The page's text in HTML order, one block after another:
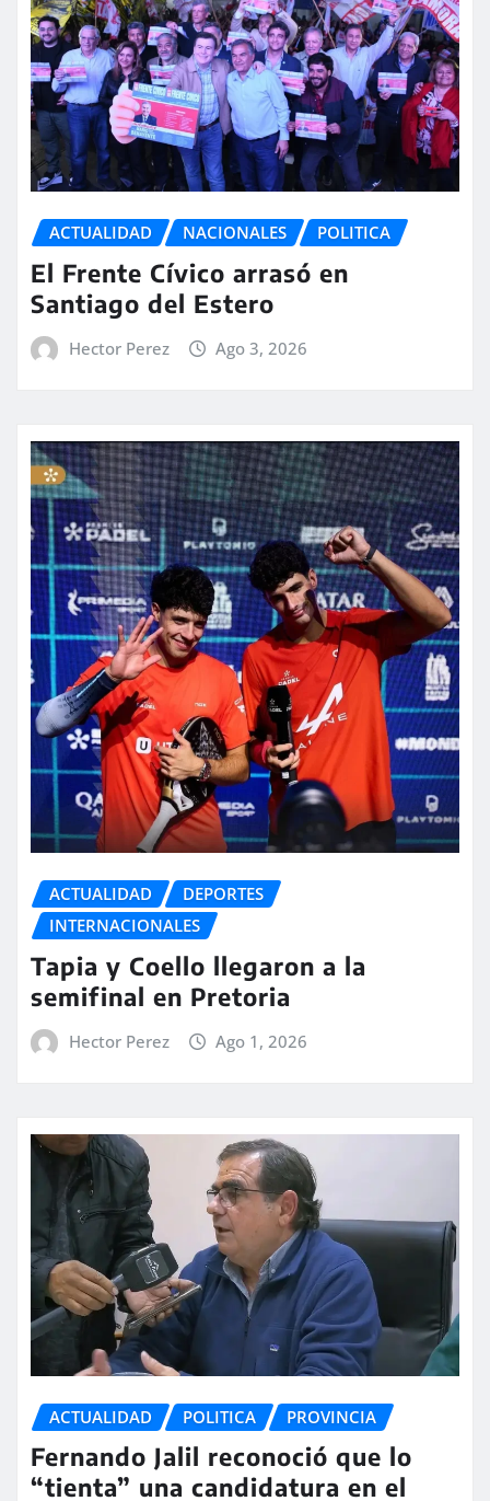
ACTUALIDAD NACIONALES POLITICA
El Frente Cívico arrasó en
Santiago del Estero
Hector Perez Ago 3, 2026
ACTUALIDAD
DEPORTES
INTERNACIONALES
Tapia y Coello llegaron a la
semifinal en Pretoria
Hector Perez Ago 1, 2026
ACTUALIDAD POLITICA PROVINCIA
Fernando Jalil reconoció que lo
“tienta” una candidatura en el